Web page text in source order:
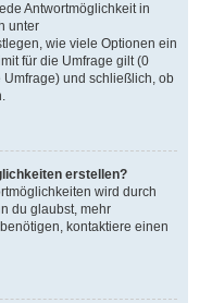
Antwortmöglichkeit in
unter
wie viele Optionen ein
für die Umfrage gilt (0
und schließlich, ob
erstellen?
wird durch
du glaubst, mehr
kontaktiere einen